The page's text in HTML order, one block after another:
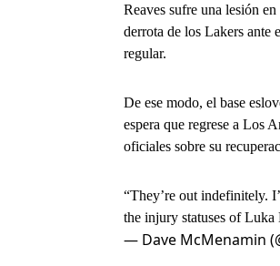
Reaves sufre una lesión
derrota de los Lakers
regular.
De ese modo, el base
espera que regrese a Los
oficiales sobre su
“They’re out indefinitely.
the injury statuses of
— Dave McMenamin